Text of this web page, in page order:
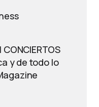
CONCIERTOS
y de todo lo